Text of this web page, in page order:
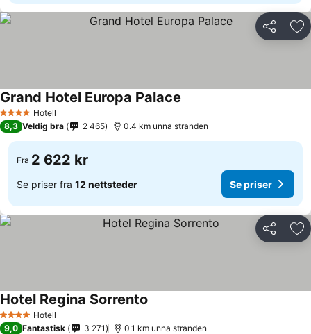
Del
4 StjernerHotell
Grand Hotel Europa Palace
8,3 Veldig bra 2 465 0.4 km unna stranden
Fra 2 622 kr
Se priser fra 12 nettsteder Se priser
Del
4 StjernerHotell
Hotel Regina Sorrento
9,0 Fantastisk 3 271 0.1 km unna stranden